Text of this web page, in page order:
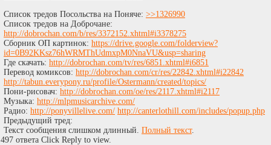
Список тредов Посольства на Поняче: >>1326990
Список тредов на Доброчане:
http://dobrochan.com/b/res/3372152.xhtml#i3378275
Сборник ОП картинок: https://drive.google.com/folderview?
id=0B92KKsz76hWRMThUdmxpM0NnaVU&usp=sharing
Где скачать: http://dobrochan.com/tv/res/6851.xhtml#i6851
Перевод комиксов: http://dobrochan.com/cr/res/22842.xhtml#i22842
http://tabun.everypony.ru/profile/Ostermann/created/topics/
Пони-рисовач: http://dobrochan.com/oe/res/2117.xhtml#i2117
Музыка: http://mlpmusicarchive.com/
Радио: http://ponyvillelive.com/ http://canterlothill.com/includes/popup.php
Предыдущий тред:
Текст сообщения слишком длинный. Полный текст.
497 ответа Click Reply to view.